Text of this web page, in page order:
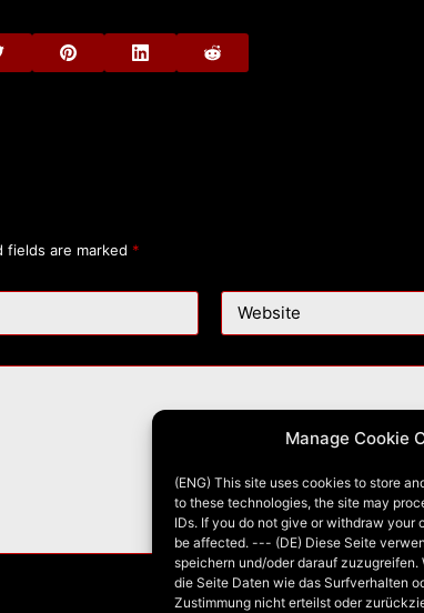
Manage Cookie
(ENG) This site uses cookies to store
to these technologies, the site may
IDs. If you do not give or withdraw your
be affected. --- (DE) Diese Seite
speichern und/oder darauf zuzugreifen.
die Seite Daten wie das Surfverhalten
Zustimmung nicht erteilst oder
fields are marked *
Website